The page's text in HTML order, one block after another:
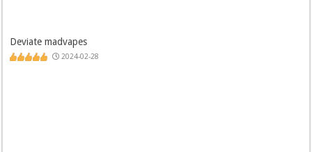
Deviate madvapes
2024-02-28